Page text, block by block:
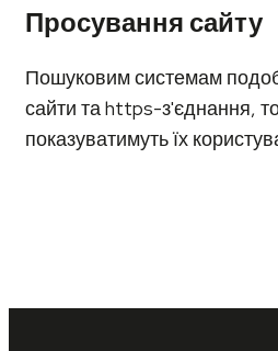
Просування сайту
Пошуковим системам
сайти та https-з'єднання,
показуватимуть їх